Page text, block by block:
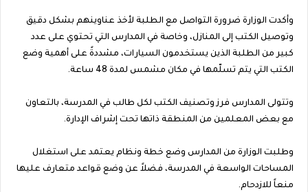
وأكدت الوزارة ضرورة التواصل مع الطلبة لأخذ عناوينهم بشكل دقيق
وتوصيل الكتب إلى المنازل، وخاصة في المدارس التي تحتوي على عدد
كبير من الطلبة الذين يستخدمون السيارات، مشددةً على أهمية وضع
الكتب التي يتم تسلّمها في مكان مشمس لمدة 48 ساعة.
وتتولى المدارس فرز وتصنيف الكتب لكل طالب في المدرسة، بالتعاون
مع بعض المعلمين من المنطقة ذاتها تحت إشراف الإدارة.
وطلبت الوزارة من المدارس وضع خطة ونظام يعتمد على استغلال
المساحات الواسعة في المدرسة، فضلاً عن وضع قواعد متعارف عليها
منعاً للازدحام.